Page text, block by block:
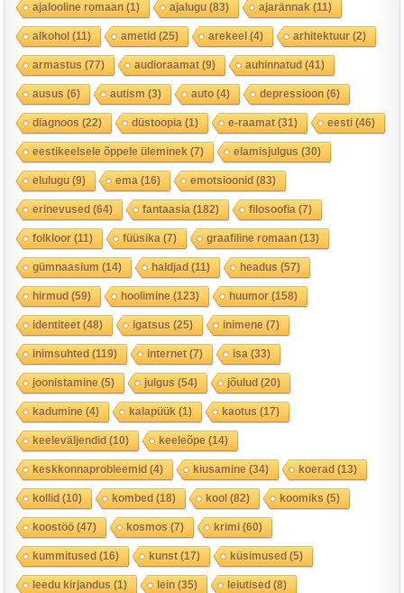
ajalooline romaan(1) ajalugu(83) ajarännak (11)
alkohol(11) ametid(25) arekeel(4) arhitektuur(2)
armastus (77) audioraamat(9) auhinnatud(41)
ausus (6) autism (3) auto(4) depressioon(6)
diagnoos (22) düstoopia (1) e-raamat(31) eesti(46)
eestikeelsele õppele üleminek (7) elamisjulgus (30)
elulugu(9) ema (16) emotsioonid(83)
erinevused(64) fantaasia (182) filosoofia (7)
folkloor(11) füüsika (7) graafiline romaan(13)
gümnaasium (14) haldjad(11) headus (57)
hirmud(59) hoolimine (123) huumor(158)
identiteet(48) igatsus (25) inimene (7)
inimsuhted(119) internet(7) isa (33)
joonistamine (5) julgus (54) jõulud(20)
kadumine (4) kalapüük (1) kaotus (17)
keeleväljendid(10) keeleõpe (14)
keskkonnaprobleemid(4) kiusamine (34) koerad(13)
kollid(10) kombed(18) kool(82) koomiks (5)
koostöö(47) kosmos (7) krimi(60)
kummitused(16) kunst(17) küsimused(5)
leedu kirjandus (1) lein(35) leiutised(8)